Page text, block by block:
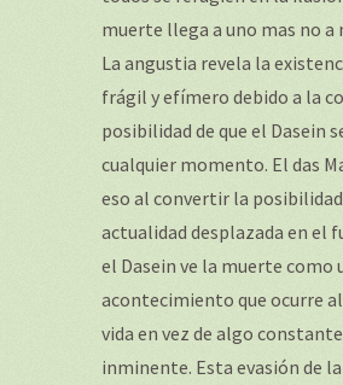
muerte llega a uno mas no a
La angustia revela la
frágil y efímero debido a la
posibilidad de que el Dasein
cualquier momento. El das
eso al convertir la
actualidad desplazada en el
el Dasein ve la muerte como
acontecimiento que ocurre
vida en vez de algo
inminente. Esta evasión de